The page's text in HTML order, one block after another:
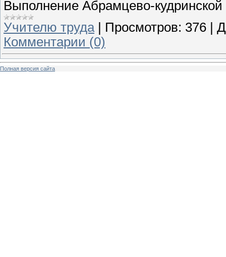
Выполнение Абрамцево-
Учителю труда| Просмотров: 376 |
Комментарии (0)
Полная версия сайта